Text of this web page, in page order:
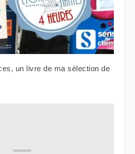
un livre de ma sélection de